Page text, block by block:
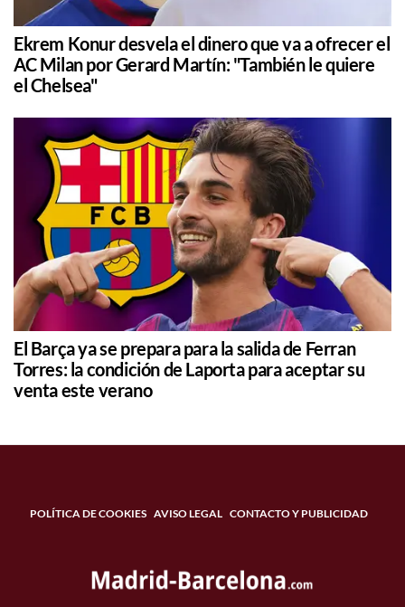
Ekrem Konur desvela el dinero que va a ofrecer el
AC Milan por Gerard Martín: "También le quiere
el Chelsea"
El Barça ya se prepara para la salida de Ferran
Torres: la condición de Laporta para aceptar su
venta este verano
POLÍTICA DE COOKIES AVISO LEGAL CONTACTO Y PUBLICIDAD